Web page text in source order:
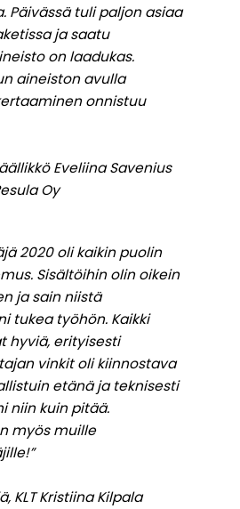
Päivässä tuli paljon asiaa
ja saatu
on laadukas.
aineiston avulla
onnistuu
Eveliina Savenius
Oy
2020 oli kaikin puolin
Sisältöihin olin oikein
ja sain niistä
tukea työhön. Kaikki
hyviä, erityisesti
vinkit oli kiinnostava
etänä ja teknisesti
niin kuin pitää.
myös muille
KLT Kristiina Kilpala